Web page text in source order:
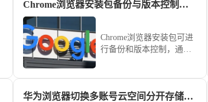
Chrome浏览器安装包备份与版本控制方案
Chrome浏览器安装包可进
行备份和版本控制，通过
华为浏览器切换多账号云空间分开存储各类浏览数据